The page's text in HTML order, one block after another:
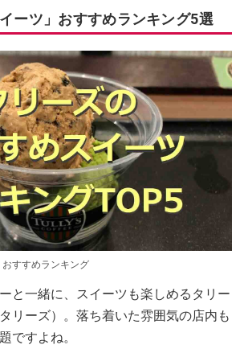
ーツ」おすすめランキング5選
すすめランキング
と一緒に、スイーツも楽しめるタリー
リーズ）。落ち着いた雰囲気の店内も
ですよね。